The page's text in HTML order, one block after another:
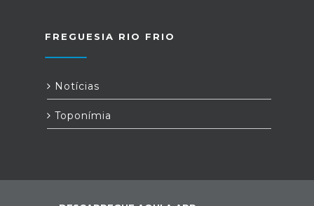
FREGUESIA RIO FRIO
Notícias
Toponímia